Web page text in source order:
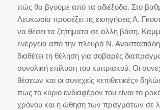
πώς θα βγούμε από τα αδιέξοδα. Στο
Λευκωσία προσέξει τις εισηγήσεις Α.
να θέσει τα ζητήματα σε άλλη βάση.
ενέργεια από την πλευρά Ν. Αναστασιάδη
διαθέτει τη θέληση για σοβαρές
συνολική επίλυση του κυπριακού. Οι
θέσεων και οι συνεχείς «επιθετικές»
πως το κύριο ενδιαφέρον του είναι το
χρόνου και η ώθηση των πραγμάτων σε